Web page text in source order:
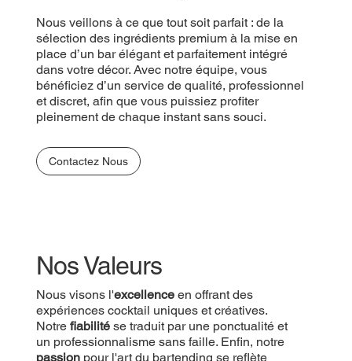
Nous veillons à ce que tout soit parfait : de la
sélection des ingrédients premium à la mise en
place d’un bar élégant et parfaitement intégré
dans votre décor. Avec notre équipe, vous
bénéficiez d’un service de qualité, professionnel
et discret, afin que vous puissiez profiter
pleinement de chaque instant sans souci.
Contactez Nous
Nos Valeurs
Nous visons l'excellenceen offrant des
expériences cocktail uniques et créatives.
Notre fiabilité se traduit par une ponctualité et
un professionnalisme sans faille. Enfin, notre
passionpour l'art du bartending se reflète